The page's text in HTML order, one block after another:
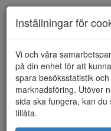
HEM GRANINGE
Inställningar för
Vi och våra
på din enhet för att
spara besöksstatistik
marknadsföring. Utöver
sida ska fungera, kan du
tillåta.